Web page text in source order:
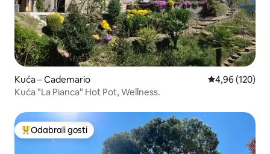
Kuća – Cademario Prosječna
4,96 (120)
Kuća "La Pianca" Hot Pot, Wellness.
Među najviše rangiranima s oznakom „Odabrali gosti”
Odabrali gosti